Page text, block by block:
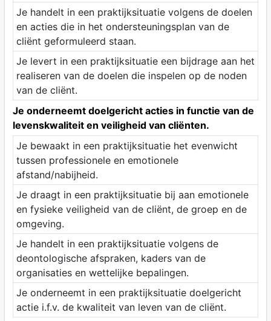
Je handelt in een praktijksituatie volgens de doelen
en acties die in het ondersteuningsplan van de
cliënt geformuleerd staan.
Je levert in een praktijksituatie een bijdrage aan het
realiseren van de doelen die inspelen op de noden
van de cliënt.
Je onderneemt doelgericht acties in functie van de
levenskwaliteit en veiligheid van cliënten.
Je bewaakt in een praktijksituatie het evenwicht
tussen professionele en emotionele
afstand/nabijheid.
Je draagt in een praktijksituatie bij aan emotionele
en fysieke veiligheid van de cliënt, de groep en de
omgeving.
Je handelt in een praktijksituatie volgens de
deontologische afspraken, kaders van de
organisaties en wettelijke bepalingen.
Je onderneemt in een praktijksituatie doelgericht
actie i.f.v. de kwaliteit van leven van de cliënt.